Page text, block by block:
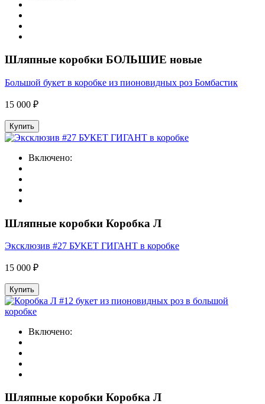
Шляпные коробки БОЛЬШИЕ новые
Большой букет в коробке из пионовидных роз Бомбастик
15 000 ₽
Купить
Включено:
Шляпные коробки Коробка Л
Эксклюзив #27 БУКЕТ ГИГАНТ в коробке
15 000 ₽
Купить
Включено:
Шляпные коробки Коробка Л